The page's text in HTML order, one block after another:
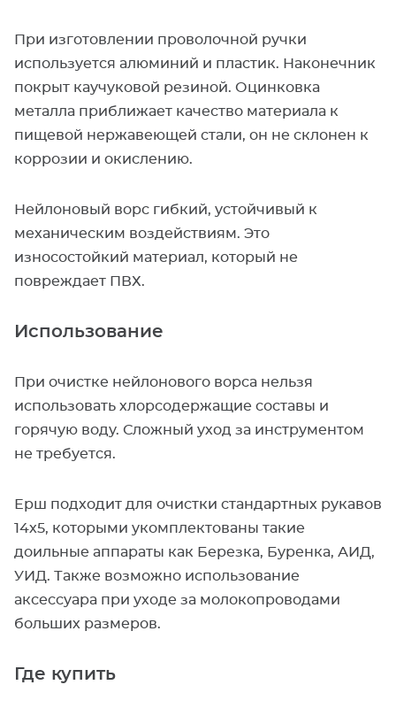
При изготовлении проволочной ручки
используется алюминий и пластик. Наконечник
покрыт каучуковой резиной. Оцинковка
металла приближает качество материала к
пищевой нержавеющей стали, он не склонен к
коррозии и окислению.
Нейлоновый ворс гибкий, устойчивый к
механическим воздействиям. Это
износостойкий материал, который не
повреждает ПВХ.
Использование
При очистке нейлонового ворса нельзя
использовать хлорсодержащие составы и
горячую воду. Сложный уход за инструментом
не требуется.
Ерш подходит для очистки стандартных рукавов
14х5, которыми укомплектованы такие
доильные аппараты как Березка, Буренка, АИД,
УИД. Также возможно использование
аксессуара при уходе за молокопроводами
больших размеров.
Где купить